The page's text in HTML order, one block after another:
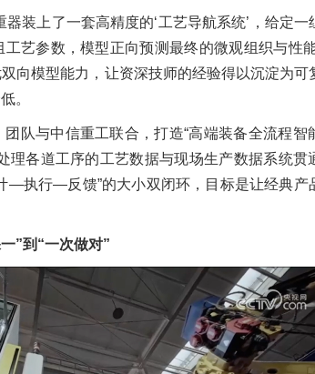
装上了一套高精度的‘工艺导航系统’，给定一
艺参数，模型正向预测最终的微观组织与性
向模型能力，让资深技师的经验得以沉淀为可
。
队与中信重工联合，打造“高端装备全流程智
理各道工序的工艺数据与现场生产数据系统贯
—执行—反馈”的大小双闭环，目标是让经典产
”到“一次做对”